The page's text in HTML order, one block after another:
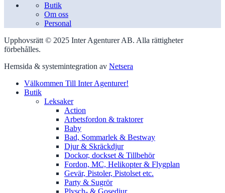
Butik
Om oss
Personal
Upphovsrätt © 2025 Inter Agenturer AB. Alla rättigheter
förbehålles.
Hemsida & systemintegration av Netsera
Välkommen Till Inter Agenturer!
Butik
Leksaker
Action
Arbetsfordon & traktorer
Baby
Bad, Sommarlek & Bestway
Djur & Skräckdjur
Dockor, dockset & Tillbehör
Fordon, MC, Helikopter & Flygplan
Gevär, Pistoler, Pistolset etc.
Party & Sugrör
Plysch- & Gosedjur